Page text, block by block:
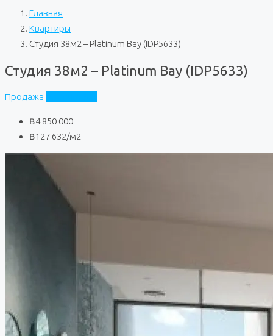
Главная
Квартиры
Студия 38м2 – Platinum Bay (IDP5633)
Студия 38м2 – Platinum Bay (IDP5633)
Продажа
฿4 850 000
฿127 632/м2